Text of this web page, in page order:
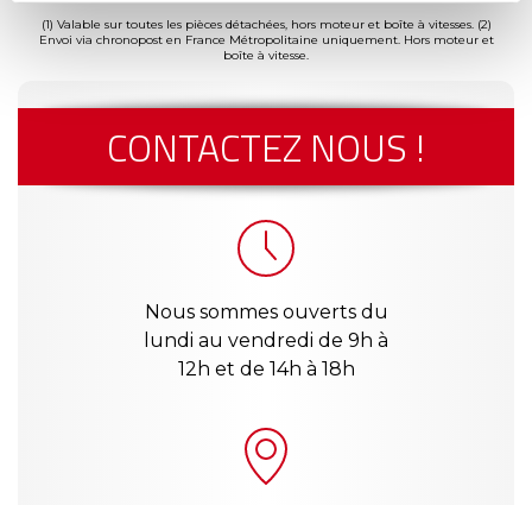
(1) Valable sur toutes les pièces détachées, hors moteur et boîte à vitesses. (2)
Envoi via chronopost en France Métropolitaine uniquement. Hors moteur et
boîte à vitesse.
CONTACTEZ NOUS !
Nous sommes ouverts du
lundi au vendredi de 9h à
12h et de 14h à 18h